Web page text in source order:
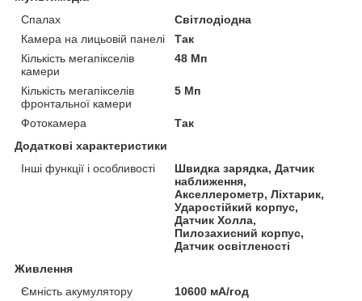
Спалах
Світлодіодна
Камера на лицьовій панелі
Так
Кількість мегапікселів
камери
48 Мп
Кількість мегапікселів
фронтальної камери
5 Мп
Фотокамера
Так
Додаткові характеристики
Інші функції і особливості
Швидка зарядка, Датчик
наближення,
Акселлерометр, Ліхтарик,
Ударостійкий корпус,
Датчик Холла,
Пилозахисний корпус,
Датчик освітленості
Живлення
Ємність акумулятору
10600 мА/год